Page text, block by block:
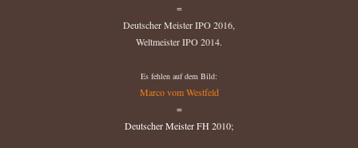
=
Deutscher Meister IPO 2016,
Weltmeister IPO 2014.
Es fehlen auf dem Bild:
Marco vom Westfeld
=
Deutscher Meister FH 2010;